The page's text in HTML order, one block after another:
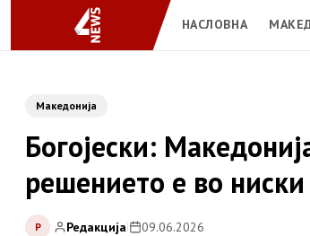
НАСЛОВНА
Македонија
Богојески:
решението е во
Р Редакција| 09.06.2026